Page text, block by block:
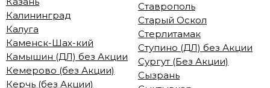
Калининград
Калуга
Каменск-Шах-кий
Камышин (ДЛ) без Акции
Кемерово (без Акции)
Керчь (без Акции)
Ставрополь
Старый Оскол
Стерлитамак
Ступино (ДЛ) без Акции
Сургут (Без Акции)
Сызрань